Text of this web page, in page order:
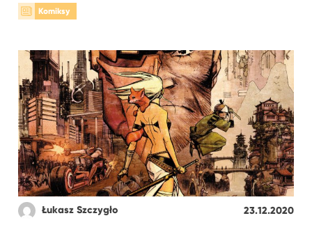
Komiksy
Łukasz Szczygło
23.12.2020